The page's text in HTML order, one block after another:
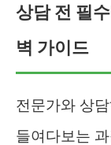
상담 전 필
벽 가이드
전문가와 상
들여다보는